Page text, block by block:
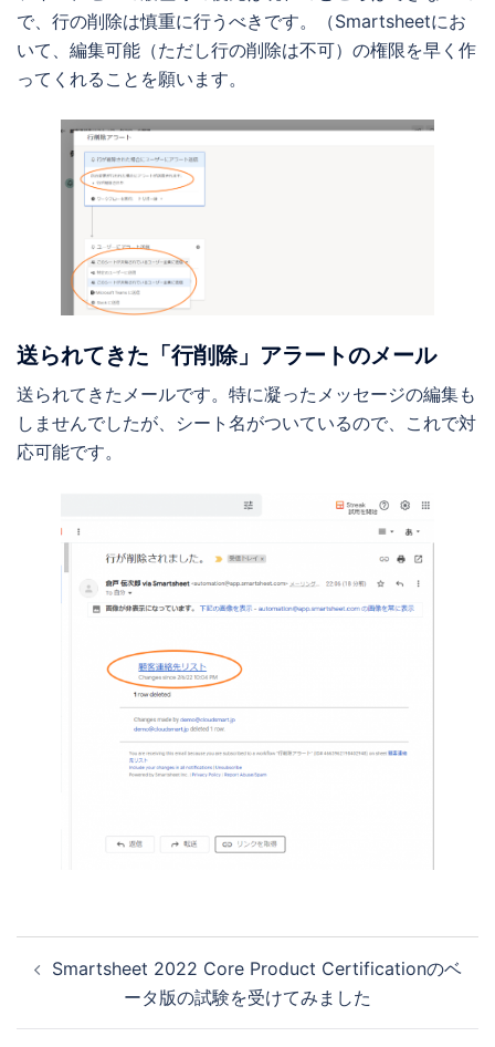
で、行の削除は慎重に行うべきです。（Smartsheetにお
いて、編集可能（ただし行の削除は不可）の権限を早く作
ってくれることを願います。
送られてきた「行削除」アラートのメール
送られてきたメールです。特に凝ったメッセージの編集も
しませんでしたが、シート名がついているので、これで対
応可能です。
稿 Smartsheet 2022 Core Product Certificationのベ
ータ版の試験を受けてみました